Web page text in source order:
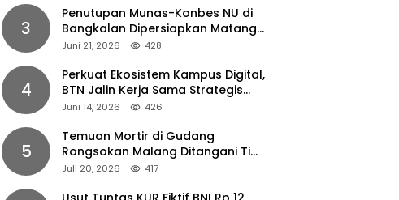
3
Penutupan Munas-Konbes NU di
Bangkalan Dipersiapkan Matang,
Gus Ipul Turun Tangan
Juni 21, 2026 428
4
Perkuat Ekosistem Kampus Digital,
BTN Jalin Kerja Sama Strategis
dengan UNAIR
Juni 14, 2026 426
5
Temuan Mortir di Gudang
Rongsokan Malang Ditangani Tim
Gegana Polda Jatim
Juli 20, 2026 417